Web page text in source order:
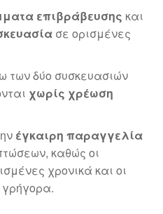
επιβράβευσης και
σε ορισμένες
των δύο συσκευασιών
χωρίς χρέωση
έγκαιρη παραγγελία
καθώς οι
χρονικά και οι
γρήγορα.